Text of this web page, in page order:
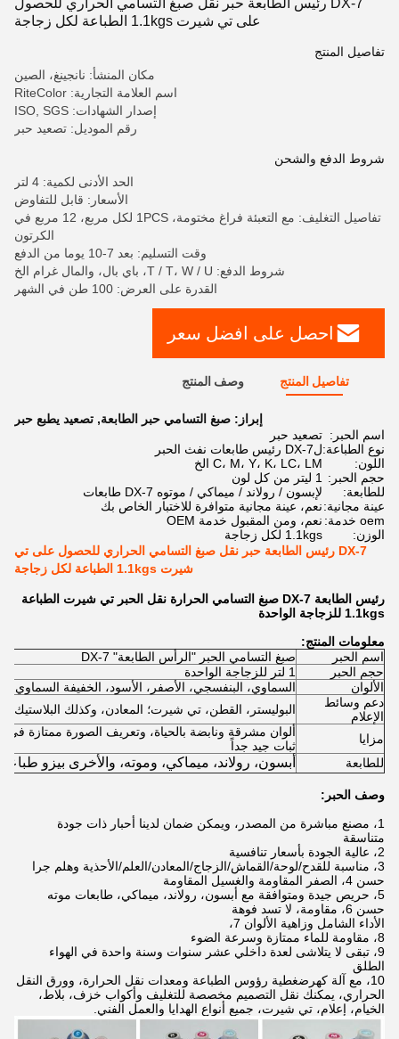
DX-7 رئيس الطابعة حبر نقل صبغ التسامي الحراري للحصول
على تي شيرت 1.1kgs الطباعة لكل زجاجة
تفاصيل المنتج
مكان المنشأ: نانجينغ، الصين
اسم العلامة التجارية: RiteColor
إصدار الشهادات: ISO, SGS
رقم الموديل: تصعيد حبر
شروط الدفع والشحن
الحد الأدنى لكمية: 4 لتر
الأسعار: قابل للتفاوض
تفاصيل التغليف: مع التعبئة فراغ مختومة، 1PCS لكل مربع، 12 مربع في
الكرتون
وقت التسليم: بعد 7-10 يوما من الدفع
شروط الدفع: T / T، W / U، باي بال، والمال غرام الخ
القدرة على العرض: 100 طن في الشهر
احصل على افضل سعر
تفاصيل المنتج وصف المنتج
إبراز: صبغ التسامي حبر الطابعة, تصعيد يطبع حبر
اسم الحبر: تصعيد حبر
نوع الطباعة:لDX-7 رئيس طابعات نفث الحبر
اللون:
C، M، Y، K، LC، LM الخ
حجم الحبر:
1 ليتر من كل لون
للطابعة:
لإبسون / رولاند / ميماكي / موتوه DX-7 طابعات
عينة مجانية:نعم، عينة مجانية متوافرة للاختبار الخاص بك
oem خدمة:
نعم، ومن المقبول خدمة OEM
الوزن:
1.1kgs لكل زجاجة
DX-7 رئيس الطابعة حبر نقل صبغ التسامي الحراري للحصول على تي
شيرت 1.1kgs الطباعة لكل زجاجة
رئيس الطابعة DX-7 صبغ التسامي الحرارة نقل الحبر تي شيرت الطباعة
1.1kgs للزجاجة الواحدة
معلومات المنتج:
اسم الحبر
صبغ التسامي الحبر "الرأس الطابعة" DX-7
حجم الحبر
1 لتر للزجاجة الواحدة
الألوان
السماوي، البنفسجي، الأصفر، الأسود، الخفيفة
دعم وسائط
الإعلام
البوليستر، القطن، تي شيرت؛ المعادن، وكذلك البلاستيك،
مزايا
ألوان مشرقة ونابضة بالحياة، وتعريف الصورة ممتازة
ثبات جيد جداً
للطابعة
أبسون، رولاند، ميماكي، وموته، والأخرى بيزو طباعة
وصف الحبر:
1، مصنع مباشرة من المصدر، ويمكن ضمان لدينا أحبار ذات جودة
متناسقة
2، عالية الجودة بأسعار تنافسية
3، مناسبة للقدح/لوحة/القماش/الزجاج/المعادن/العلم/الأحذية وهلم جرا
حسن 4، الصفر المقاومة والغسيل المقاومة
5، حريص جيدة ومتوافقة مع أبسون، رولاند، ميماكي، طابعات موته
حسن 6، مقاومة، لا تسد فوهة
الأداء الشامل وزاهية الألوان 7،
8، مقاومة للماء ممتازة وسرعة الضوء
9، تبقى لا يتلاشى لعدة داخلي عشر سنوات وسنة واحدة في الهواء
الطلق
10، مع آلة كهرضغطية رؤوس الطباعة ومعدات نقل الحرارة، وورق النقل
الحراري، يمكنك نقل التصميم مخصصة للتغليف وأكواب خزف، بلاط،
الخيام، إعلام، تي شيرت، جميع أنواع الهدايا والعمل الفني.